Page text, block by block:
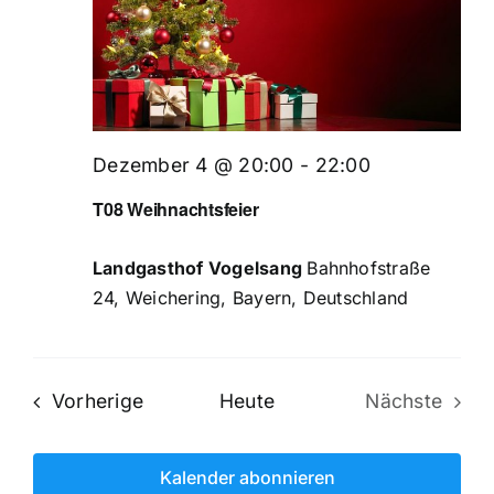
T08 Weihnachtsfeier
Dezember 4 @ 20:00 - 22:00
Landgasthof Vogelsang Bahnhofstraße
24, Weichering, Bayern, Deutschland
VorherigeVeranstaltungen
Heute
Nächste
Kalender abonnieren